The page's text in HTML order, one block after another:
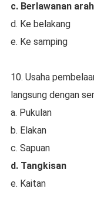
c. Berlawanan
d. Ke belakang
e. Ke samping
10. Usaha
langsung dengan
a. Pukulan
b. Elakan
c. Sapuan
d. Tangkisan
e. Kaitan